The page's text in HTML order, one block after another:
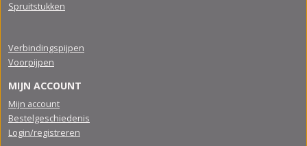
Spruitstukken
Verbindingspijpen
Voorpijpen
MIJN ACCOUNT
Mijn account
Bestelgeschiedenis
Login/registreren